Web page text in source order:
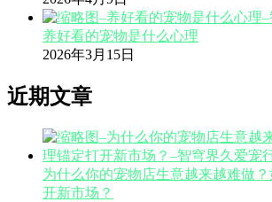
养好看的宠物是什么心理
2026年3月15日
近期文章
为什么你的宠物店生意越来越难做
开新市场？